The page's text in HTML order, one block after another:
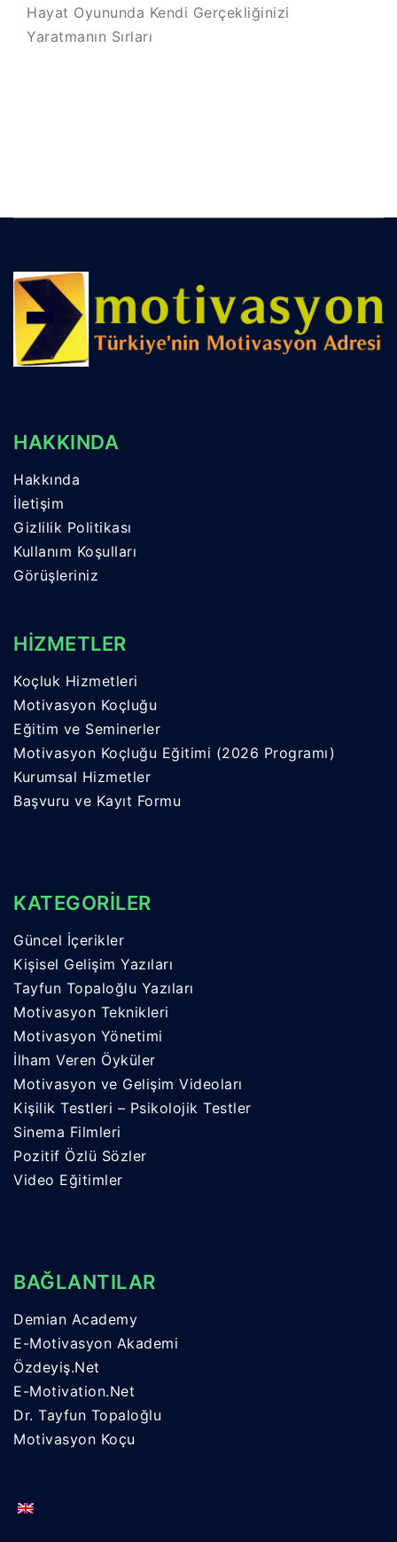
Hayat Oyununda Kendi Gerçekliğinizi
Yaratmanın Sırları
HAKKINDA
Hakkında
İletişim
Gizlilik Politikası
Kullanım Koşulları
Görüşleriniz
HİZMETLER
Koçluk Hizmetleri
Motivasyon Koçluğu
Eğitim ve Seminerler
Motivasyon Koçluğu Eğitimi (2026 Programı)
Kurumsal Hizmetler
Başvuru ve Kayıt Formu
KATEGORİLER
Güncel İçerikler
Kişisel Gelişim Yazıları
Tayfun Topaloğlu Yazıları
Motivasyon Teknikleri
Motivasyon Yönetimi
İlham Veren Öyküler
Motivasyon ve Gelişim Videoları
Kişilik Testleri – Psikolojik Testler
Sinema Filmleri
Pozitif Özlü Sözler
Video Eğitimler
BAĞLANTILAR
Demian Academy
E-Motivasyon Akademi
Özdeyiş.Net
E-Motivation.Net
Dr. Tayfun Topaloğlu
Motivasyon Koçu